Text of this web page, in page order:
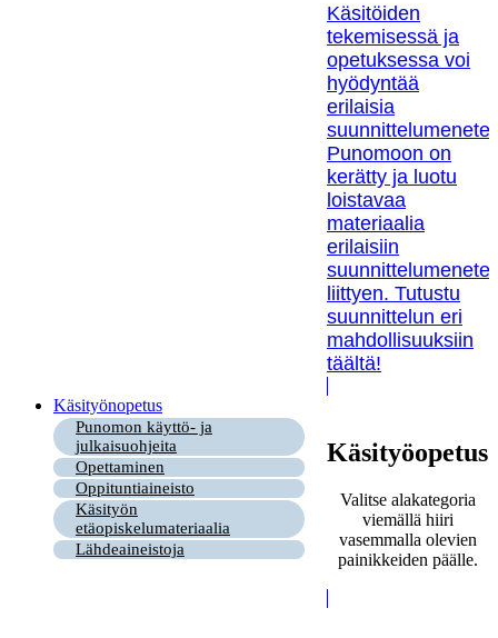
Käsitöiden
tekemisessä ja
opetuksessa voi
hyödyntää
erilaisia
Punomoon on
kerätty ja luotu
loistavaa
materiaalia
erilaisiin
liittyen. Tutustu
suunnittelun eri
mahdollisuuksiin
täältä!
Käsityönopetus
Punomon käyttö- ja
julkaisuohjeita
Opettaminen
Oppituntiaineisto
Käsityön
etäopiskelumateriaalia
Lähdeaineistoja
Käsityöopetus
Valitse alakategoria
viemällä hiiri
vasemmalla olevien
painikkeiden päälle.